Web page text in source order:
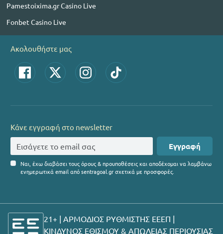
Pamestoixima.gr Casino Live
Fonbet Casino Live
Ακολουθήστε μας
Κάνε εγγραφή στο newsletter
Εγγραφή
Ναι, έχω διαβάσει τους όρους & προυποθέσεις και αποδέχομαι να λαμβάνω
ενημερωτικά email από sentragoal.gr σχετικά με προσφορές.
21+ | ΑΡΜΟΔΙΟΣ ΡΥΘΜΙΣΤΗΣ ΕΕΕΠ |
ΚΙΝΔΥΝΟΣ ΕΘΙΣΜΟΥ & ΑΠΩΛΕΙΑΣ ΠΕΡΙΟΥΣΙΑΣ